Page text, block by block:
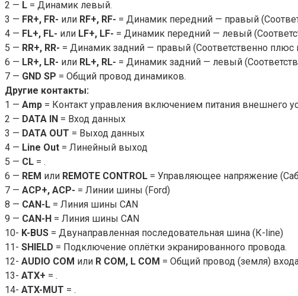
2 — L = Динамик левый.
3 — FR+, FR- или RF+, RF- = Динамик передний — правый
4 — FL+, FL- или LF+, LF- = Динамик передний — левый
5 — RR+, RR- = Динамик задний — правый (Соответственно плюс
6 — LR+, LR- или RL+, RL- = Динамик задний — левый
7 — GND SP = Общий провод динамиков.
Другие контакты:
1 — Amp = Контакт управления включением питания внешнего
2 — DATA IN = Вход данных
3 — DATA OUT = Выход данных
4 — Line Out = Линейный выход
5 — CL = .
6 — REM или REMOTE CONTROL = Управляющее напряжение
7 — ACP+, ACP- = Линии шины (Ford)
8 — CAN-L = Линия шины CAN
9 — CAN-H = Линия шины CAN
10- K-BUS = Двунаправленная последовательная шина (К-line)
11- SHIELD = Подключение оплётки экранированного провода.
12- AUDIO COM или R COM, L COM = Общий провод (земля)
13- ATX+ = .
14- ATX-MUT = .